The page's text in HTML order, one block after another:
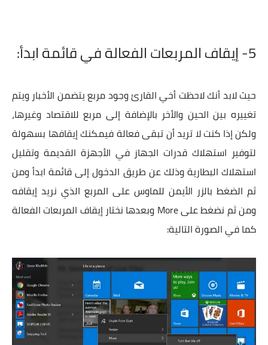
5- إيقاف المربعات الفعالة في قائمة ابدأ:
حيث لابد أنك لاحظت أخي القارئ وجود مربع يتضمن الأخبار ويتم
تغييره بين الحين والأخر بالإضافة إلى مربع للاقتصاد وغيرها،
ولكن إذا كنت لا تريد أن تبقى فعالة فيمكنك إيقافها بسهولة
لتوفير استهلاك قدرات الجهاز في الأجهزة القديمة وتقليل
استهلاك البطارية وذلك عن طريق الدخول إلى قائمة ابدأ ومن
ثم الضغط بالزر الأيمن للماوس على المربع الذي نريد إيقافه
ومن ثم نضغط على More وبعدها نختار إيقاف المربعات الفعالة
كما في الصورة التالية: